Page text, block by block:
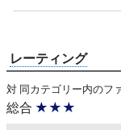
レーティング
対 同カテゴリー内のフ
総合 ★★★